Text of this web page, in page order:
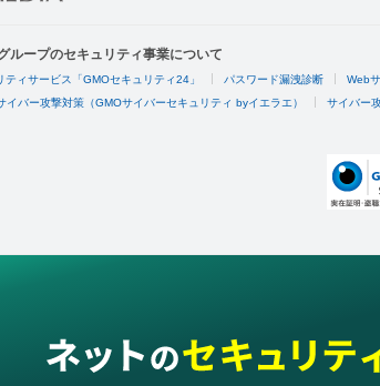
ループのセキュリティ事業について
ィサービス「GMOセキュリティ24」 パスワード漏洩診断 Web
イバー攻撃対策（GMOサイバーセキュリティ byイエラエ） サイバー